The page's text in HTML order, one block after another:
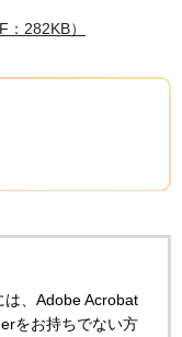
282KB）
は、Adobe Acrobat
をお持ちでない方